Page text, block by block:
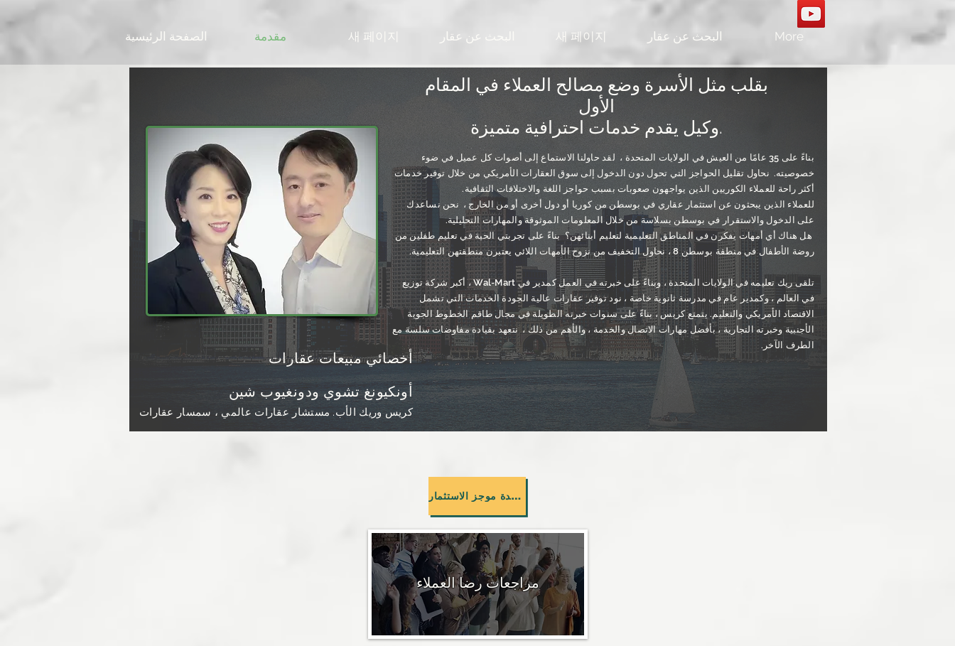
الصفحة الرئيسية مقدمة 새 페이지 البحث عن عقار 새 페이지 البحث عن عقار More
بناءً على 35 عامًا من العيش في الولايات المتحدة ،
لقد حاولنا الاستماع إلى أصوات كل عميل في ضوء
خصوصيته. نحاول تقليل الحواجز التي تحول دون الدخول إلى سوق العقارات الأمريكي من خلال توفير خدمات
أكثر راحة للعملاء الكوريين الذين يواجهون صعوبات بسبب حواجز اللغة والاختلافات الثقافية.
للعملاء الذين يبحثون عن استثمار عقاري في بوسطن من كوريا أو دول أخرى أو من الخارج ، نحن نساعدك
على الدخول والاستقرار في بوسطن بسلاسة من خلال المعلومات الموثوقة والمهارات التحليلية.
هل هناك أي أمهات يفكرن في المناطق التعليمية لتعليم أبنائهن؟ بناءً على تجربتي الحية في تعليم طفلين من
روضة الأطفال في منطقة بوسطن 8 ، نحاول التخفيف من نزوح الأمهات اللائي يعتبرن منطقتهن التعليمية.
تلقى ريك تعليمه في الولايات المتحدة ، وبناءً على خبرته في العمل كمدير في Wal-Mart ، أكبر شركة توزيع
في العالم ، وكمدير عام في مدرسة ثانوية خاصة ، نود توفير عقارات عالية الجودة الخدمات التي تشمل
الاقتصاد الأمريكي والتعليم. يتمتع كريس ، بناءً على سنوات خبرته الطويلة في مجال طاقم الخطوط الجوية
الأجنبية وخبرته التجارية ، بأفضل مهارات الاتصال والخدمة ، والأهم من ذلك ، نتعهد بقيادة مفاوضات سلسة مع
الطرف الآخر.
بقلب مثل الأسرة وضع مصالح العملاء في المقام
الأول
وكيل يقدم خدمات احترافية متميزة.
أخصائي مبيعات عقارات
أونكيونغ تشوي ودونغيوب شين
كريس وريك الأب. مستشار عقارات عالمي ، سمسار عقارات
مشاهدة موجز الاستثمار
مراجعات رضا العملاء